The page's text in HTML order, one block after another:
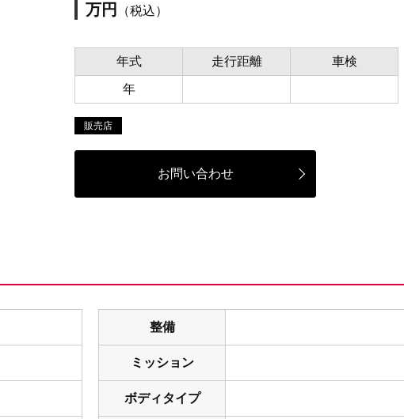
万円 （税込）
年式 走行距離 車検
年
販売店
お問い合わせ
整備
ミッション
ボディタイプ